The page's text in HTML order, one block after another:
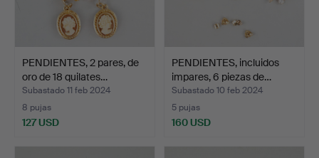
PENDIENTES, 2 pares, de
oro de 18 quilates…
Subastado 11 feb 2024
8 pujas
127 USD
PENDIENTES, incluidos
impares, 6 piezas de…
Subastado 10 feb 2024
5 pujas
160 USD